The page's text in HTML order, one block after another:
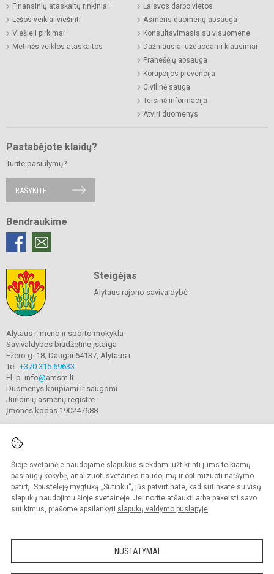
Šioje svetainėje naudojame slapukus siekdami užtikrinti jums teikiamų
paslaugų kokybę, analizuoti svetainės naudojimą ir optimizuoti naršymo
patirtį. Spustelėję mygtuką „Sutinku“, jūs patvirtinate, kad sutinkate su visų
slapukų naudojimu šioje svetainėje. Jei norite atšaukti arba pakeisti savo
sutikimus, prašome apsilankyti slapukų valdymo puslapyje.
NUSTATYMAI
Finansinių ataskaitų rinkiniai
Lėšos veiklai viešinti
Viešieji pirkimai
Metinės veiklos ataskaitos
Laisvos darbo vietos
Asmens duomenų apsauga
Konsultavimasis su visuomene
Dažniausiai užduodami klausimai
Pranešėjų apsauga
Korupcijos prevencija
Civilinė sauga
Teisinė informacija
Atviri duomenys
Pastabėjote klaidų?
Turite pasiūlymų?
RAŠYKITE
Bendraukime
Steigėjas
Alytaus rajono savivaldybė
Alytaus r. meno ir sporto mokykla
Savivaldybės biudžetinė įstaiga
Ežero g. 18, Daugai 64137, Alytaus r.
Tel. +370 315 69633
El. p. info@amsm.lt
Duomenys kaupiami ir saugomi
Juridinių asmenų registre
Įmonės kodas 190247688
© 2020. Alytaus r. meno ir sporto mokykla. Visos teisės saugomos.
Kopijuoti turinį be raštiško mokyklos sutikimo griežtai draudžiama.
Prieinamumo paraiška Slapukų valdymas
Sumanus būdas atnaujinti